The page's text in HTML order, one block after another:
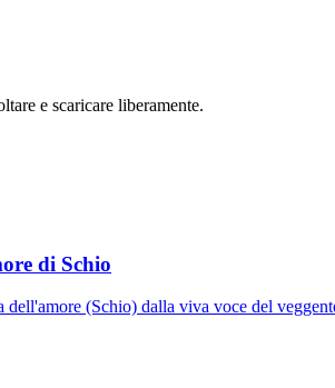
e scaricare liberamente.
di Schio
(Schio) dalla viva voce del